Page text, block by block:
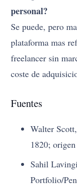
personal?
Se puede, pero
plataforma mas
freelancer sin
coste de
Fuentes
Walter Scott,
1820;
Sahil
Portfolio/